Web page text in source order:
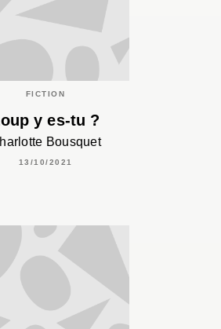
FICTION
y es-tu ?
Bousquet
13/10/2021